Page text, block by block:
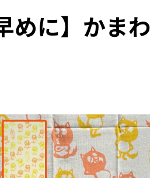
めに】かま